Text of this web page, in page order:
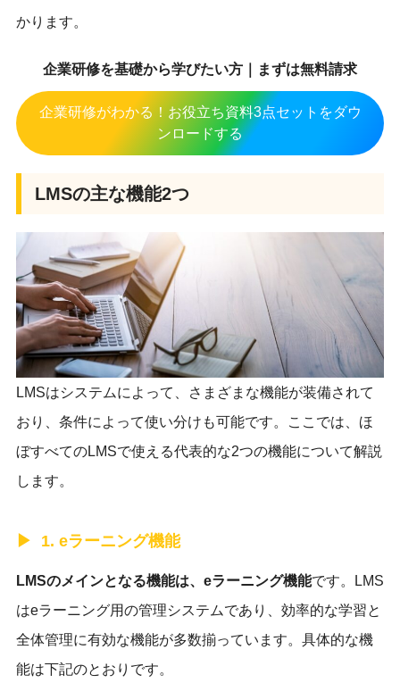
かります。
企業研修を基礎から学びたい方｜まずは無料請求
企業研修がわかる！お役立ち資料3点セットをダウ
ンロードする
LMSの主な機能2つ
LMSはシステムによって、さまざまな機能が装備されて
おり、条件によって使い分けも可能です。ここでは、ほ
ぼすべてのLMSで使える代表的な2つの機能について解説
します。
1. eラーニング機能
LMSのメインとなる機能は、eラーニング機能です。LMS
はeラーニング用の管理システムであり、効率的な学習と
全体管理に有効な機能が多数揃っています。具体的な機
能は下記のとおりです。